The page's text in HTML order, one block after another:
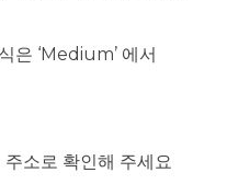
은 ‘Medium’ 에서
소로 확인해 주세요